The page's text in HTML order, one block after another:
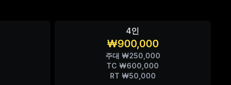
4인
₩900,000
주대 ₩250,000
TC ₩600,000
RT ₩50,000